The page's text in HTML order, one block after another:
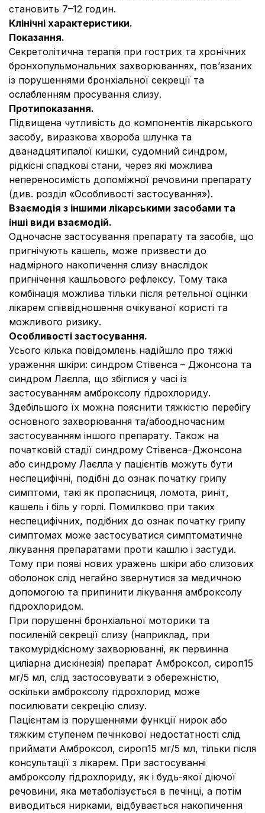
становить 7–12 годин.
Клінічні характеристики.
Показання.
Секретолітична терапія при гострих та хронічних
бронхопульмональних захворюваннях, пов’язаних
із порушеннями бронхіальної секреції та
ослабленням просування слизу.
Протипоказання.
Підвищена чутливість до компонентів лікарського
засобу, виразкова хвороба шлунка та
дванадцятипалої кишки, судомний синдром,
рідкісні спадкові стани, через які можлива
непереносимість допоміжної речовини препарату
(див. розділ «Особливості застосування»).
Взаємодія з іншими лікарськими засобами та
інші види взаємодій.
Одночасне застосування препарату та засобів, що
пригнічують кашель, може призвести до
надмірного накопичення слизу внаслідок
пригнічення кашльового рефлексу. Тому така
комбінація можлива тільки після ретельної оцінки
лікарем співвідношення очікуваної користі та
можливого ризику.
Особливості застосування.
Усього кілька повідомлень надійшло про тяжкі
ураження шкіри: синдром Стівенса – Джонсона та
синдром Лаєлла, що збіглися у часі із
застосуванням амброксолу гідрохлориду.
Здебільшого їх можна пояснити тяжкістю перебігу
основного захворювання та/абоодночасним
застосуванням іншого препарату. Також на
початковій стадії синдрому Стівенса–Джонсона
або синдрому Лаєлла у пацієнтів можуть бути
неспецифічні, подібні до ознак початку грипу
симптоми, такі як пропасниця, ломота, риніт,
кашель і біль у горлі. Помилково при таких
неспецифічних, подібних до ознак початку грипу
симптомах може застосуватися симптоматичне
лікування препаратами проти кашлю і застуди.
Тому при появі нових уражень шкіри або слизових
оболонок слід негайно звернутися за медичною
допомогою та припинити лікування амброксолу
гідрохлоридом.
При порушенні бронхіальної моторики та
посиленій секреції слизу (наприклад, при
такомурідкісному захворюванні, як первинна
циліарна дискінезія) препарат Амброксол, сироп15
мг/5 мл, слід застосовувати з обережністю,
оскільки амброксолу гідрохлорид може
посилювати секрецію слизу.
Пацієнтам із порушеннями функції нирок або
тяжким ступенем печінкової недостатності слід
приймати Амброксол, сироп15 мг/5 мл, тільки після
консультації з лікарем. При застосуванні
амброксолу гідрохлориду, як і будь-якої діючої
речовини, яка метаболізується в печінці, а потім
виводиться нирками, відбувається накопичення